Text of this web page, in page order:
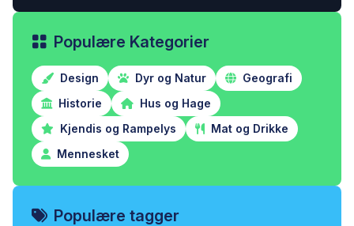
Populære Kategorier
Design Dyr og Natur
Geografi
Historie
Hus og Hage
Kjendis og Rampelys
Mat og Drikke
Mennesket
Populære tagger